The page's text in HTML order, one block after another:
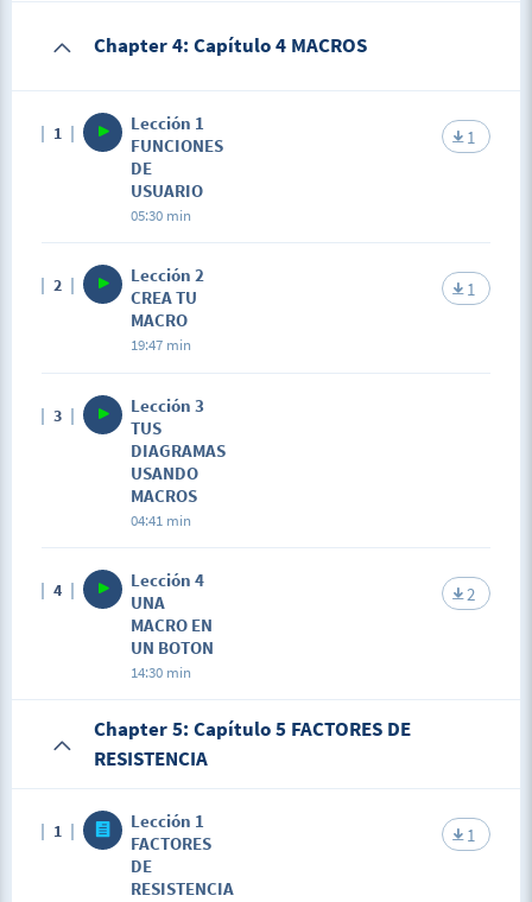
Se aclara el uso de la explicación del video pasado.
Chapter 4: Capítulo 4 MACROS
1
Lección 1
FUNCIONES
DE
USUARIO
05:30 min
1
2
Lección 2
CREA TU
MACRO
19:47 min
1
3
Lección 3
TUS
DIAGRAMAS
USANDO
MACROS
04:41 min
4
Lección 4
UNA
MACRO EN
UN BOTON
14:30 min
2
Chapter 5: Capítulo 5 FACTORES DE
RESISTENCIA
1
Lección 1
FACTORES
DE
RESISTENCIA
1